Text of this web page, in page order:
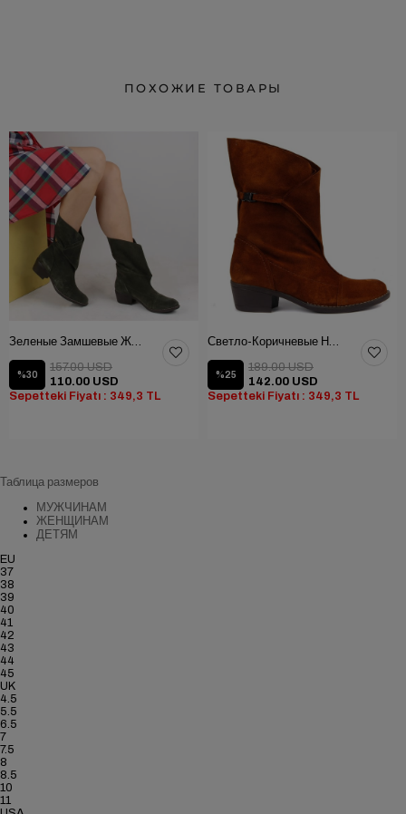
ПОХОЖИЕ ТОВАРЫ
Зеленые Замшевые Женские Ботинки
%30
110.00 USD
157.00 USD
Sepetteki Fiyatı : 349,3 TL
Светло-Коричневые Нубуковые Женские Ботинки
%25
142.00 USD
189.00 USD
Sepetteki Fiyatı : 349,3 TL
Таблица размеров
МУЖЧИНАМ
ЖЕНЩИНАМ
ДЕТЯМ
EU
37
38
39
40
41
42
43
44
45
UK
4.5
5.5
6.5
7
7.5
8
8.5
10
11